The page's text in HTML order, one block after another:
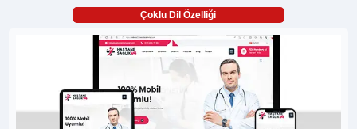
Çoklu Dil Özelliği